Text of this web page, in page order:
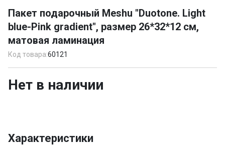
of
1
Пакет подарочный Meshu "Duotone. Light
blue-Pink gradient", размер 26*32*12 см,
матовая ламинация
Код товара:60121
Нет в наличии
Характеристики